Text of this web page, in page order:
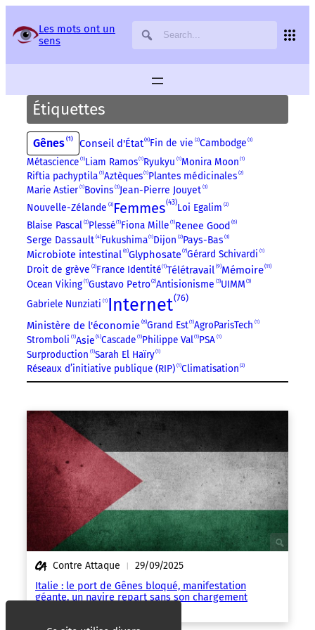
Les mots ont un
sens
Étiquettes
Gênes 1 Conseil d'État 8 Fin de vie 2 Cambodge 3
Métascience 1 Liam Ramos 1 Ryukyu 1 Monira Moon 1
Riftia pachyptila 1 Aztèques 1 Plantes médicinales 2
Marie Astier 1 Bovins 3 Jean-Pierre Jouyet 3
Nouvelle-Zélande 3 Femmes 43 Loi Egalim 2
Blaise Pascal 2 Plessé 1 Fiona Mille 1 Renee Good 6
Serge Dassault 4 Fukushima 1 Dijon 2 Pays-Bas 3
Microbiote intestinal 6 Glyphosate 7 Gérard Schivardi 1
Droit de grève 2 France Identité 1 Télétravail 9 Mémoire 11
Ocean Viking 1 Gustavo Petro 2 Antisionisme 3 UIMM 3
Gabriele Nunziati 1 Internet 76
Ministère de l'économie 8 Grand Est 1 AgroParisTech 1
Stromboli 1 Asie 5 Cascade 1 Philippe Val 1 PSA 1
Surproduction 1 Sarah El Haïry 1
Réseaux d’initiative publique (RIP) 1 Climatisation 2
Contre Attaque | 29/09/2025
Italie : le port de Gênes bloqué, manifestation
géante, un navire repart sans son chargement
Panneau de gestion des services